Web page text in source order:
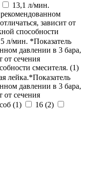
13,1 л/мин.
зависит от
способности
л/мин. *Показатель
давлении в 3 бара,
от сечения
смесителя. (1)
лейка.*Показатель
давлении в 3 бара,
от сечения
(1) 16 (2)